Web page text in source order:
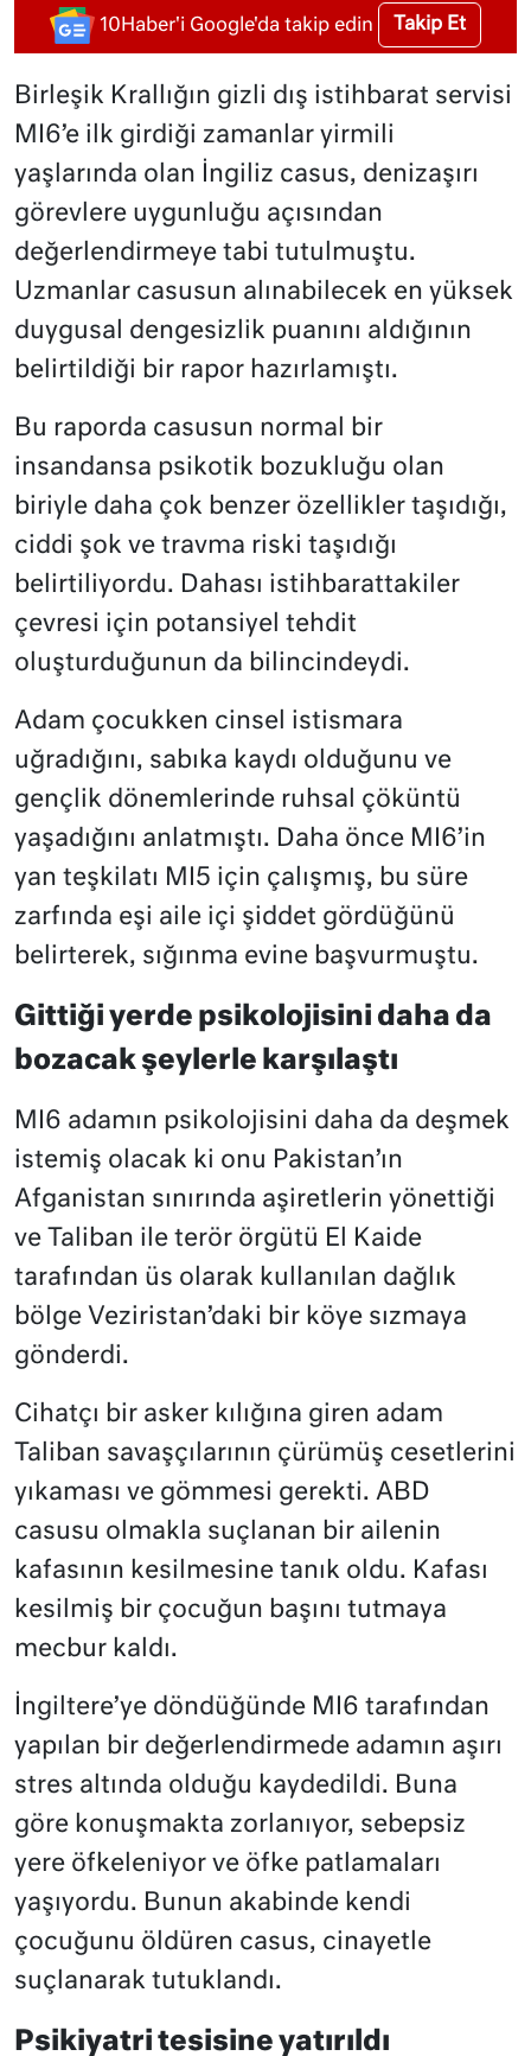
10Haber'i Google'da takip edin Takip Et
Birleşik Krallığın gizli dış istihbarat servisi
MI6’e ilk girdiği zamanlar yirmili
yaşlarında olan İngiliz casus, denizaşırı
görevlere uygunluğu açısından
değerlendirmeye tabi tutulmuştu.
Uzmanlar casusun alınabilecek en yüksek
duygusal dengesizlik puanını aldığının
belirtildiği bir rapor hazırlamıştı.
Bu raporda casusun normal bir
insandansa psikotik bozukluğu olan
biriyle daha çok benzer özellikler taşıdığı,
ciddi şok ve travma riski taşıdığı
belirtiliyordu. Dahası istihbarattakiler
çevresi için potansiyel tehdit
oluşturduğunun da bilincindeydi.
Adam çocukken cinsel istismara
uğradığını, sabıka kaydı olduğunu ve
gençlik dönemlerinde ruhsal çöküntü
yaşadığını anlatmıştı. Daha önce MI6’in
yan teşkilatı MI5 için çalışmış, bu süre
zarfında eşi aile içi şiddet gördüğünü
belirterek, sığınma evine başvurmuştu.
Gittiği yerde psikolojisini daha da
bozacak şeylerle karşılaştı
MI6 adamın psikolojisini daha da deşmek
istemiş olacak ki onu Pakistan’ın
Afganistan sınırında aşiretlerin yönettiği
ve Taliban ile terör örgütü El Kaide
tarafından üs olarak kullanılan dağlık
bölge Veziristan’daki bir köye sızmaya
gönderdi.
Cihatçı bir asker kılığına giren adam
Taliban savaşçılarının çürümüş cesetlerini
yıkaması ve gömmesi gerekti. ABD
casusu olmakla suçlanan bir ailenin
kafasının kesilmesine tanık oldu. Kafası
kesilmiş bir çocuğun başını tutmaya
mecbur kaldı.
İngiltere’ye döndüğünde MI6 tarafından
yapılan bir değerlendirmede adamın aşırı
stres altında olduğu kaydedildi. Buna
göre konuşmakta zorlanıyor, sebepsiz
yere öfkeleniyor ve öfke patlamaları
yaşıyordu. Bunun akabinde kendi
çocuğunu öldüren casus, cinayetle
suçlanarak tutuklandı.
Psikiyatri tesisine yatırıldı